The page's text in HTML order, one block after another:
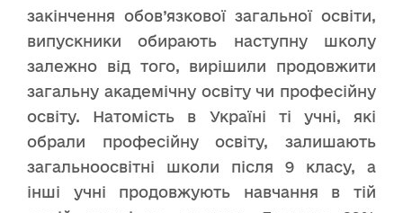
закінчення обов’язкової загальної освіти,
випускники обирають наступну школу
залежно від того, вирішили продовжити
загальну академічну освіту чи професійну
освіту. Натомість в Україні ті учні, які
обрали професійну освіту, залишають
загальноосвітні школи після 9 класу, а
інші учні продовжують навчання в тій